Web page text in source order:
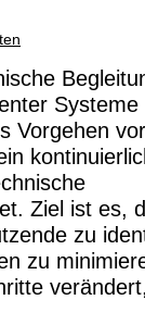
Vorgehen
Ziel ist es,
zu
zu